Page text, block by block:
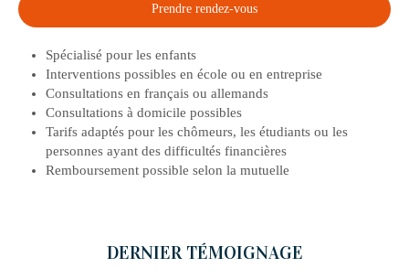
Prendre rendez-vous
Spécialisé pour les enfants
Interventions possibles en école ou en entreprise
Consultations en français ou allemands
Consultations à domicile possibles
Tarifs adaptés pour les chômeurs, les étudiants ou les
personnes ayant des difficultés financières
Remboursement possible selon la mutuelle
DERNIER TÉMOIGNAGE